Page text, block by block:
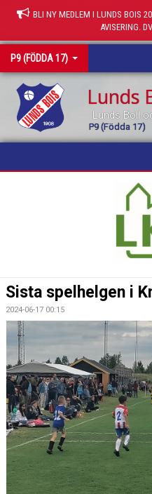
BLI NY MEDLEM I LUNDS BOIS
AVISERING.
P9 (FÖDDA 17)
Lunds
Lunds Boll
P9 (Födda 17)
TRUPPEN
KONTAKT
Sista spelhelgen i
2024-06-17 00:15